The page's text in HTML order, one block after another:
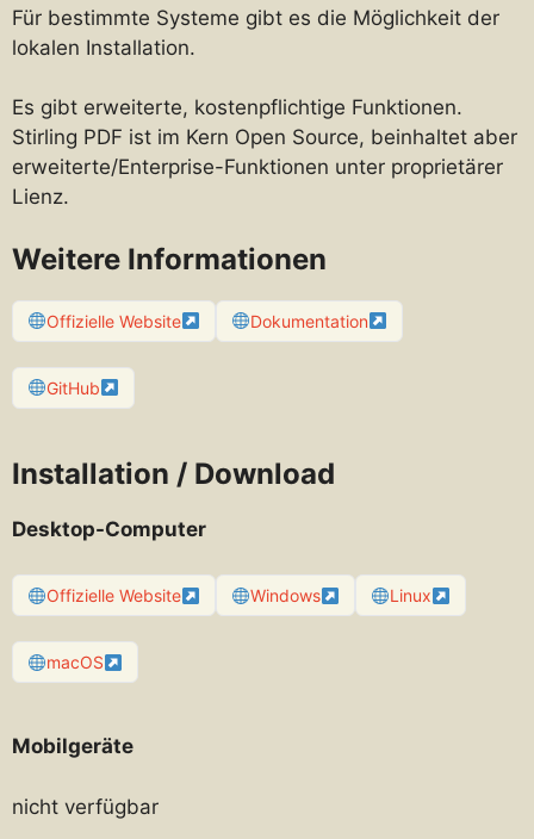
Für bestimmte Systeme gibt es die Möglichkeit der
lokalen Installation.
Es gibt erweiterte, kostenpflichtige Funktionen.
Stirling PDF ist im Kern Open Source, beinhaltet aber
erweiterte/Enterprise-Funktionen unter proprietärer
Lienz.
Weitere Informationen
Offizielle Website Dokumentation
GitHub
Installation / Download
Desktop-Computer
Offizielle Website Windows Linux
macOS
Mobilgeräte
nicht verfügbar